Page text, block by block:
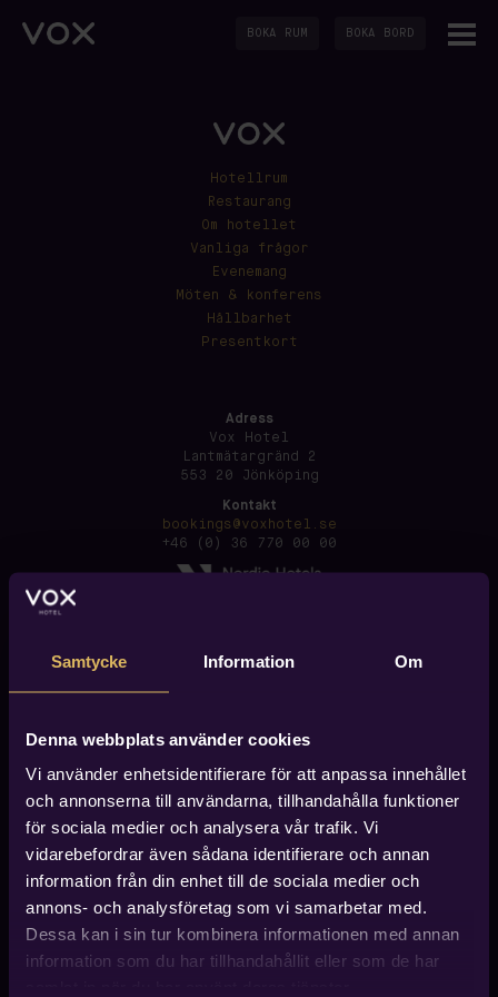
Samtycke Information Om
Denna webbplats använder cookies
Vi använder enhetsidentifierare för att anpassa innehållet
och annonserna till användarna, tillhandahålla funktioner
för sociala medier och analysera vår trafik. Vi
vidarebefordrar även sådana identifierare och annan
information från din enhet till de sociala medier och
annons- och analysföretag som vi samarbetar med.
Dessa kan i sin tur kombinera informationen med annan
information som du har tillhandahållit eller som de har
BOKA RUM BOKA BORD
Hotellrum
Restaurang
Om hotellet
Vanliga frågor
Evenemang
Möten & konferens
Hållbarhet
Presentkort
Adress
Vox Hotel
Lantmätargränd 2
553 20 Jönköping
Kontakt
bookings@voxhotel.se
+46 (0) 36 770 00 00
Hitta till Vox Hotel